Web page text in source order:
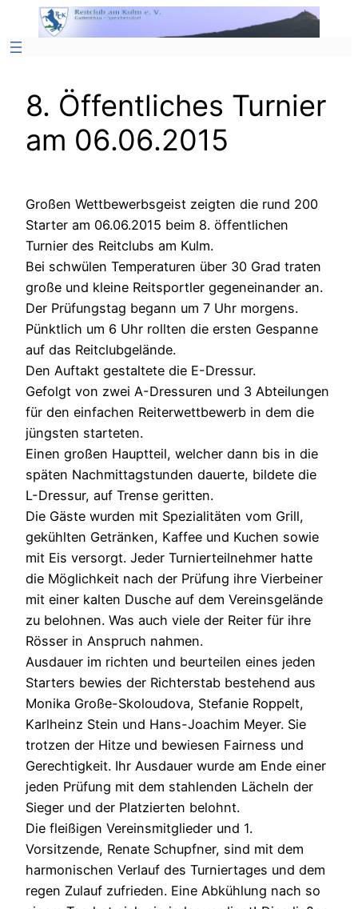
Inhalt
springen
8. Öffentliches Turnier
am 06.06.2015
Großen Wettbewerbsgeist zeigten die rund 200
Starter am 06.06.2015 beim 8. öffentlichen
Turnier des Reitclubs am Kulm.
Bei schwülen Temperaturen über 30 Grad traten
große und kleine Reitsportler gegeneinander an.
Der Prüfungstag begann um 7 Uhr morgens.
Pünktlich um 6 Uhr rollten die ersten Gespanne
auf das Reitclubgelände.
Den Auftakt gestaltete die E-Dressur.
Gefolgt von zwei A-Dressuren und 3 Abteilungen
für den einfachen Reiterwettbewerb in dem die
jüngsten starteten.
Einen großen Hauptteil, welcher dann bis in die
späten Nachmittagstunden dauerte, bildete die
L-Dressur, auf Trense geritten.
Die Gäste wurden mit Spezialitäten vom Grill,
gekühlten Getränken, Kaffee und Kuchen sowie
mit Eis versorgt. Jeder Turnierteilnehmer hatte
die Möglichkeit nach der Prüfung ihre Vierbeiner
mit einer kalten Dusche auf dem Vereinsgelände
zu belohnen. Was auch viele der Reiter für ihre
Rösser in Anspruch nahmen.
Ausdauer im richten und beurteilen eines jeden
Starters bewies der Richterstab bestehend aus
Monika Große-Skoloudova, Stefanie Roppelt,
Karlheinz Stein und Hans-Joachim Meyer. Sie
trotzen der Hitze und bewiesen Fairness und
Gerechtigkeit. Ihr Ausdauer wurde am Ende einer
jeden Prüfung mit dem stahlenden Lächeln der
Sieger und der Platzierten belohnt.
Die fleißigen Vereinsmitglieder und 1.
Vorsitzende, Renate Schupfner, sind mit dem
harmonischen Verlauf des Turniertages und dem
regen Zulauf zufrieden. Eine Abkühlung nach so